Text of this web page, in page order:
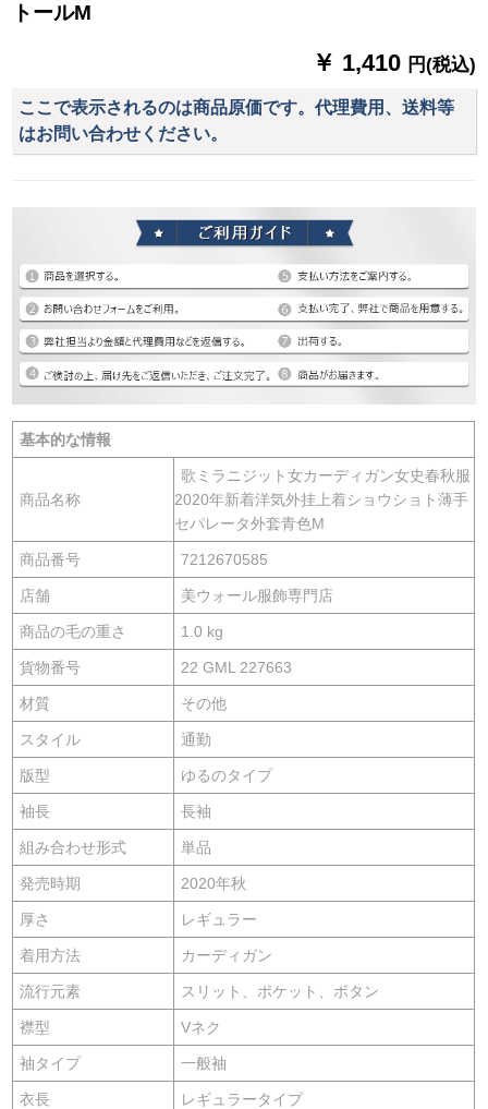
トールM
￥ 1,410 円(税込)
ここで表示されるのは商品原価です。代理費用、送料等
はお問い合わせください。
基本的な情報
商品名称
歌ミラニジット女カーディガン女史春秋服
2020年新着洋気外挂上着ショウショト薄手
セパレータ外套青色M
商品番号 7212670585
店舗 美ウォール服飾専門店
商品の毛の重さ 1.0 kg
貨物番号 22 GML 227663
材質 その他
スタイル 通勤
版型 ゆるのタイプ
袖長 長袖
組み合わせ形式 単品
発売時期 2020年秋
厚さ レギュラー
着用方法 カーディガン
流行元素 スリット、ポケット、ボタン
襟型 Vネク
袖タイプ 一般袖
衣長 レギュラータイプ